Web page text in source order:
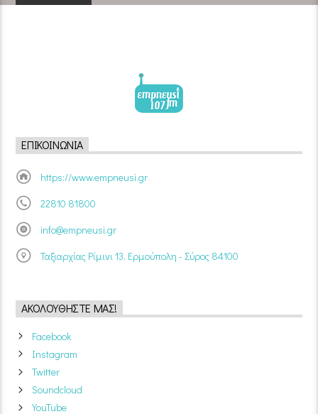
ΕΠΙΚΟΙΝΩΝΊΑ
https://www.empneusi.gr
22810 81800
info@empneusi.gr
Ταξιαρχίας Ρίμινι 13, Ερμούπολη - Σύρος 84100
ΑΚΟΛΟΥΘΉΣΤΕ ΜΑΣ!
Facebook
Instagram
Twitter
Soundcloud
YouTube